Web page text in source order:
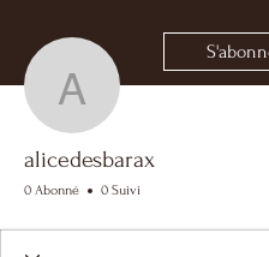
alicedesbarax
0 Abonné 0 Suivi